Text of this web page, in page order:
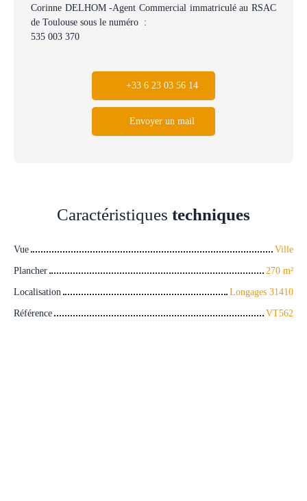
Corinne DELHOM -Agent Commercial immatriculé au RSAC
de Toulouse sous le numéro :
535 003 370
+33 6 23 03 56 14
Envoyer un mail
Caractéristiques techniques
Vue
Ville
Plancher
270 m²
Localisation
Longages 31410
Référence
VT562